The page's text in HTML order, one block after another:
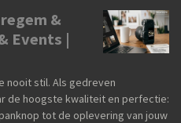
&
Events |
nooit stil. Als gedreven
de hoogste kwaliteit en perfectie:
tot de oplevering van jouw